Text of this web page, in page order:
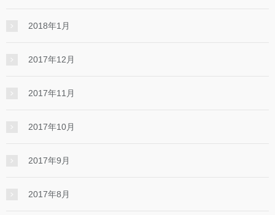
2018年1月
2017年12月
2017年11月
2017年10月
2017年9月
2017年8月